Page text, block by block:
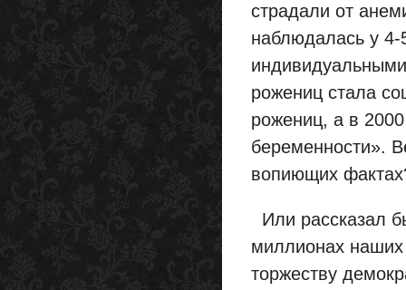
страдали от
наблюдалась у
рожениц стала
рожениц, а в
беременности».
вопиющих
Или рассказал
миллионах наших
торжеству